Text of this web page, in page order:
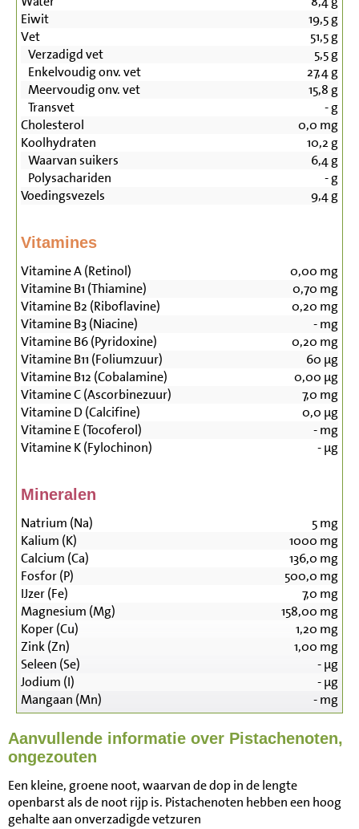
Eiwit
19,5g
Vet
51,5g
Verzadigd vet
5,5g
Enkelvoudig onv. vet
27,4g
Meervoudig onv. vet
15,8 g
Transvet
-g
Cholesterol
0,0 mg
Koolhydraten
10,2 g
Waarvan suikers
6,4g
Polysachariden
-g
Voedingsvezels
9,4g
Vitamines
Vitamine A (Retinol) 0,00 mg
Vitamine B1 (Thiamine)
0,70 mg
Vitamine B2 (Riboflavine)
0,20 mg
Vitamine B3 (Niacine)
-mg
Vitamine B6 (Pyridoxine)
0,20 mg
Vitamine B11 (Foliumzuur)
60 µg
Vitamine B12 (Cobalamine)
0,00 µg
Vitamine C (Ascorbinezuur)
7,0 mg
Vitamine D (Calcifine)
0,0 µg
Vitamine E (Tocoferol)
-mg
Vitamine K (Fylochinon)
-µg
Mineralen
Natrium (Na) 5mg
Kalium (K)
1000 mg
Calcium (Ca)
136,0 mg
Fosfor (P)
500,0 mg
IJzer (Fe)
7,0 mg
Magnesium (Mg)
158,00 mg
Koper (Cu)
1,20 mg
Zink (Zn)
1,00 mg
Seleen (Se)
-µg
Jodium (I)
-µg
Mangaan (Mn)
-mg
Aanvullende informatie over Pistachenoten,
ongezouten
Een kleine, groene noot, waarvan de dop in de lengte
openbarst als de noot rijp is. Pistachenoten hebben een hoog
gehalte aan onverzadigde vetzuren